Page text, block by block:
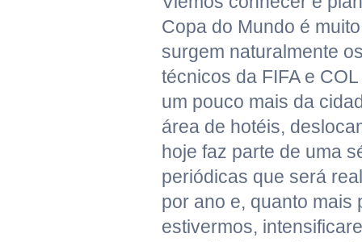
Copa do Mundo é
surgem naturalmente
técnicos da FIFA e
um pouco mais da
área de hotéis,
hoje faz parte de uma
periódicas que será
por ano e, quanto mais
estivermos,